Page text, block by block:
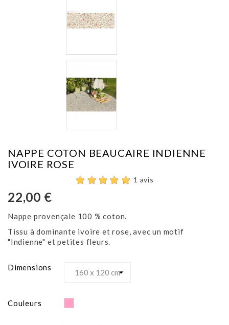
NAPPE COTON BEAUCAIRE INDIENNE
IVOIRE ROSE
1 avis
22,00 €
Nappe provençale 100 % coton.
Tissu à dominante ivoire et rose, avec un motif
"Indienne" et petites fleurs.
Dimensions
Couleurs Rose